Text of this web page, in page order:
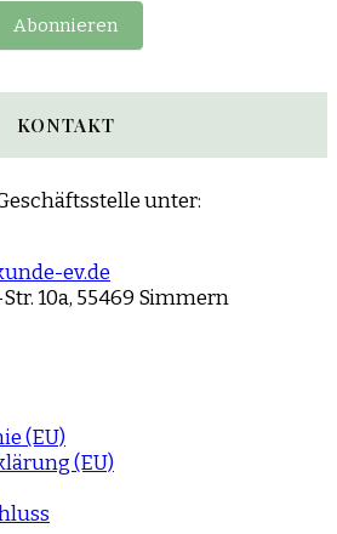
Abonnieren
KONTAKT
unter:
ev.de
10a, 55469 Simmern
(EU)
(EU)